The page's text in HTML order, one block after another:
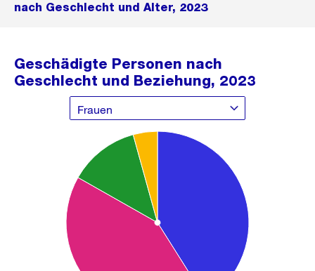
nach Geschlecht und Alter, 2023
Geschädigte Personen nach
Geschlecht und Beziehung, 2023